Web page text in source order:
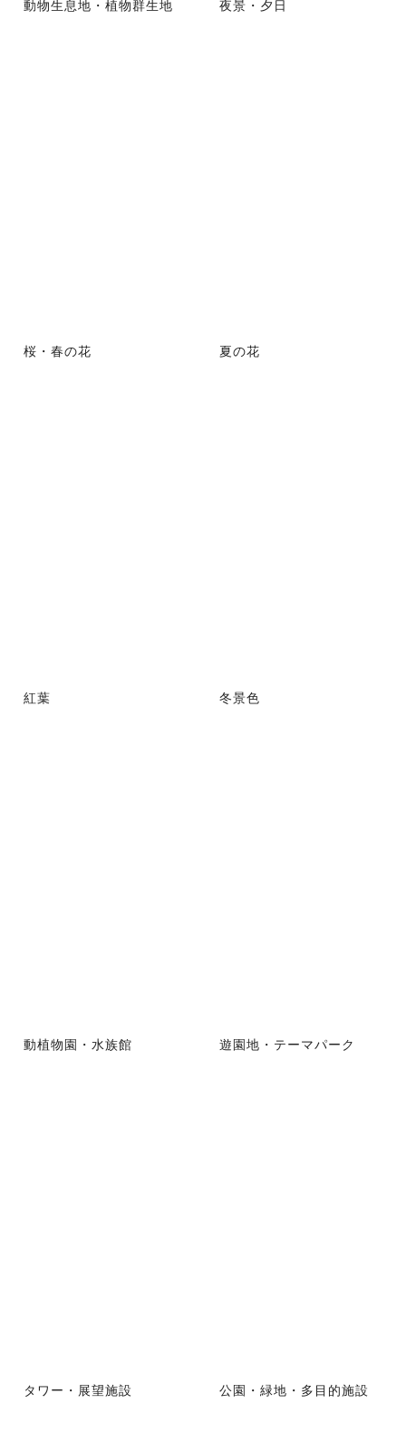
動物生息地・植物群生地 夜景・夕日
桜・春の花 夏の花
紅葉 冬景色
動植物園・水族館 遊園地・テーマパーク
タワー・展望施設 公園・緑地・多目的施設